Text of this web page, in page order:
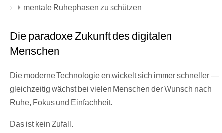
mentale Ruhephasen zu schützen
Die paradoxe Zukunft des digitalen
Menschen
Die moderne Technologie entwickelt sich immer schneller —
gleichzeitig wächst bei vielen Menschen der Wunsch nach
Ruhe, Fokus und Einfachheit.
Das ist kein Zufall.